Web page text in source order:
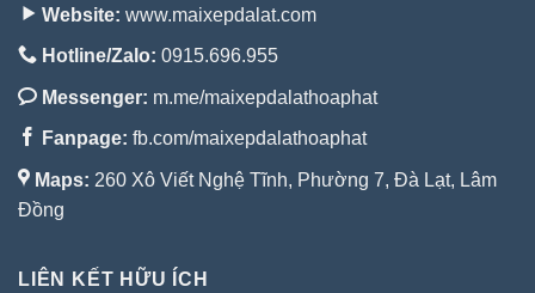
Website: www.maixepdalat.com
Hotline/Zalo: 0915.696.955
Messenger: m.me/maixepdalathoaphat
Fanpage: fb.com/maixepdalathoaphat
Maps: 260 Xô Viết Nghệ Tĩnh, Phường 7, Đà Lạt, Lâm
Đồng
LIÊN KẾT HỮU ÍCH